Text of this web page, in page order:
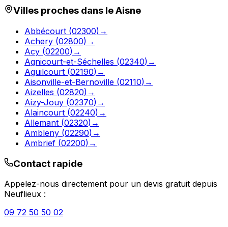
Villes proches dans leAisne
Abbécourt (02300) →
Achery (02800) →
Acy (02200) →
Agnicourt-et-Séchelles (02340) →
Aguilcourt (02190) →
Aisonville-et-Bernoville (02110) →
Aizelles (02820) →
Aizy-Jouy (02370) →
Alaincourt (02240) →
Allemant (02320) →
Ambleny (02290) →
Ambrief (02200) →
Contact rapide
Appelez-nous directement pour un devis gratuit depuis
Neuflieux :
09 72 50 50 02